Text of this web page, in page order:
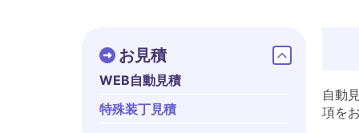
お見積
WEB自動見積
特殊装丁見積
自動
項を